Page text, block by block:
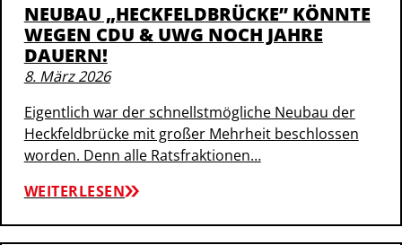
NEUBAU „HECKFELDBRÜCKE” KÖNNTE
WEGEN CDU & UWG NOCH JAHRE
DAUERN!
8. März 2026
Eigentlich war der schnellstmögliche Neubau der
Heckfeldbrücke mit großer Mehrheit beschlossen
worden. Denn alle Ratsfraktionen…
WEITERLESEN